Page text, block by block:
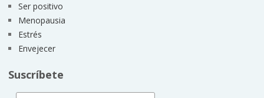
Ser positivo
Menopausia
Estrés
Envejecer
Suscríbete